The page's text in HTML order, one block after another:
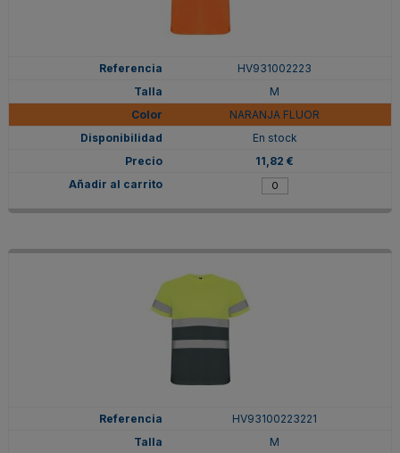
HV931002223
M
NARANJA FLUOR
En stock
11,82 €
HV93100223221
M